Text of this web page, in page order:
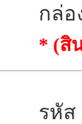
กล่อ
* (สิ
รหัส